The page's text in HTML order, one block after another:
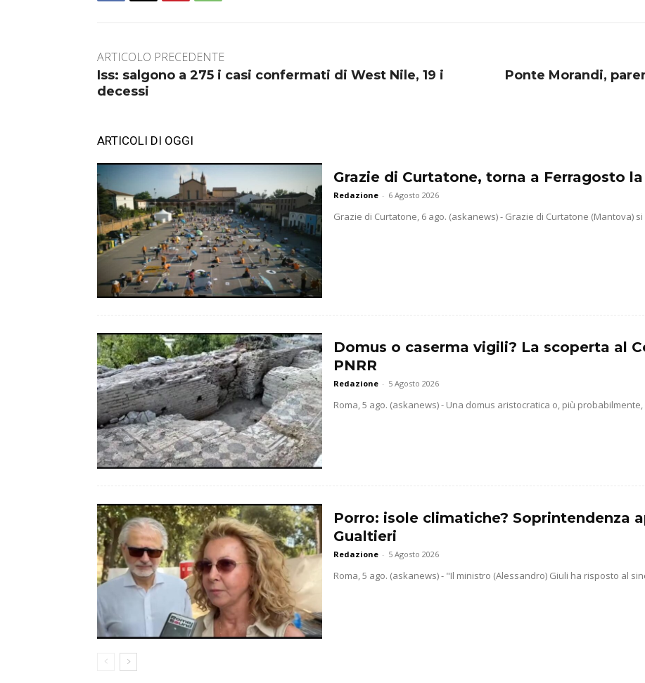
ARTICOLO PRECEDENTE
Iss: salgono a 275 i casi confermati di West Nile, 19 i
decessi
Ponte Morandi,
ARTICOLI DI OGGI
Grazie di Curtatone, torna a Ferragosto
Redazione - 6 Agosto 2026
Grazie di Curtatone, 6 ago. (askanews) - Grazie di Curtatone (Mantova)
Domus o caserma vigili? La scoperta al
PNRR
Redazione - 5 Agosto 2026
Roma, 5 ago. (askanews) - Una domus aristocratica o, più
Porro: isole climatiche? Soprintendenza
Gualtieri
Redazione - 5 Agosto 2026
Roma, 5 ago. (askanews) - "Il ministro (Alessandro) Giuli ha risposto al